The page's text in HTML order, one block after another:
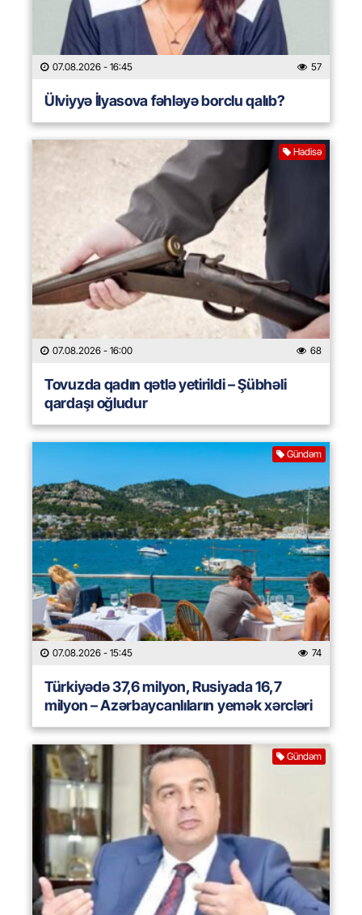
07.08.2026 - 16:45 57
Ülviyyə İlyasova fəhləyə borclu qalıb?
Hadisə
07.08.2026 - 16:00 68
Tovuzda qadın qətlə yetirildi – Şübhəli
qardaşı oğludur
Gündəm
07.08.2026 - 15:45 74
Türkiyədə 37,6 milyon, Rusiyada 16,7
milyon – Azərbaycanlıların yemək xərcləri
Gündəm